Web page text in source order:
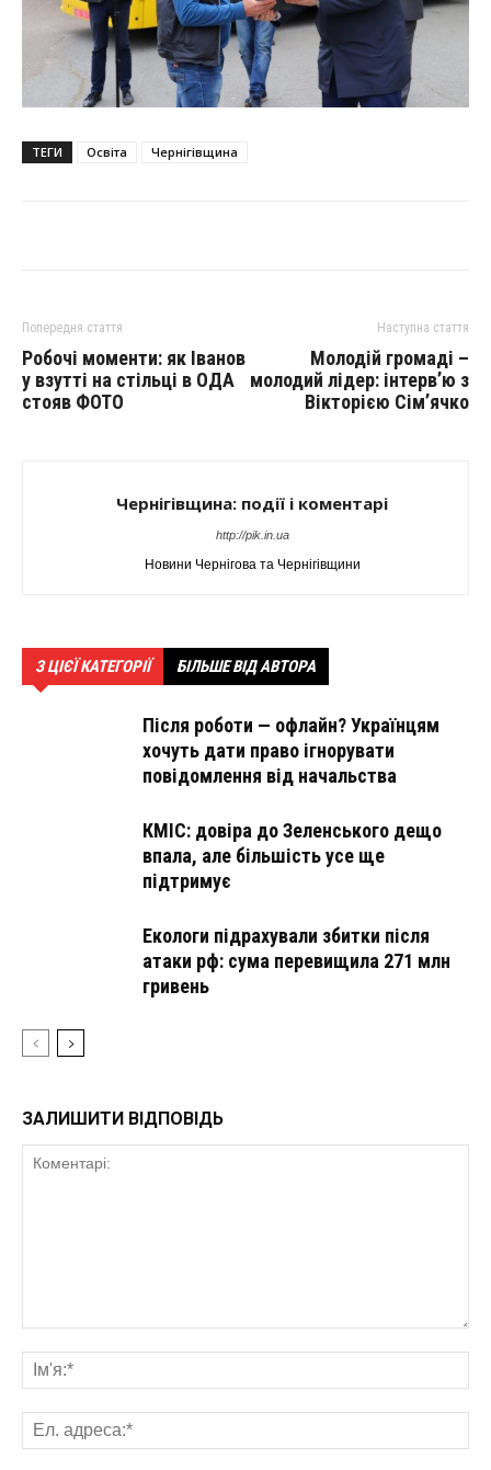
ТЕГИ Освіта Чернігівщина
Попередня стаття
Робочі моменти: як Іванов
у взутті на стільці в ОДА
стояв ФОТО
Наступна стаття
Молодій громаді –
молодий лідер: інтерв’ю з
Вікторією Сім’ячко
Чернігівщина: події і коментарі
http://pik.in.ua
Новини Чернігова та Чернігівщини
З ЦІЄЇ КАТЕГОРІЇ БІЛЬШЕ ВІД АВТОРА
Після роботи — офлайн? Українцям
хочуть дати право ігнорувати
повідомлення від начальства
КМІС: довіра до Зеленського дещо
впала, але більшість усе ще
підтримує
Екологи підрахували збитки після
атаки рф: сума перевищила 271 млн
гривень
ЗАЛИШИТИ ВІДПОВІДЬ